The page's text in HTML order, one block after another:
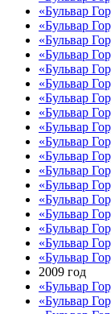
«Бульвар
«Бульвар
«Бульвар
«Бульвар
«Бульвар
«Бульвар
«Бульвар
«Бульвар
«Бульвар
«Бульвар
«Бульвар
«Бульвар
«Бульвар
«Бульвар
«Бульвар
«Бульвар
«Бульвар
«Бульвар
2009 год
«Бульвар
«Бульвар